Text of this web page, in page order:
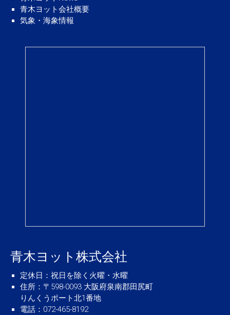
青木ヨット会社概要
気象・海象情報
青木ヨット株式会社
定休日 ：祝日を除く火曜・水曜
住所 ：〒598-0093 大阪府泉南郡田尻町
りんくうポート北1番地
電話 ：072-465-8192